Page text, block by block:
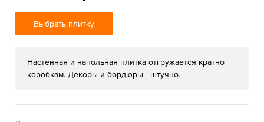
Выбрать плитку
Настенная и напольная плитка отгружается кратно
коробкам. Декоры и бордюры - штучно.